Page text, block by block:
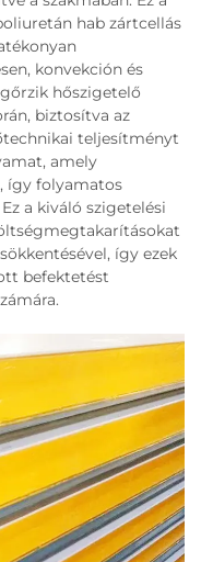
hab zártcellás
konvekción és
hőszigetelő
biztosítva az
teljesítményt
amely
így folyamatos
a kiváló szigetelési
így ezek
befektetést